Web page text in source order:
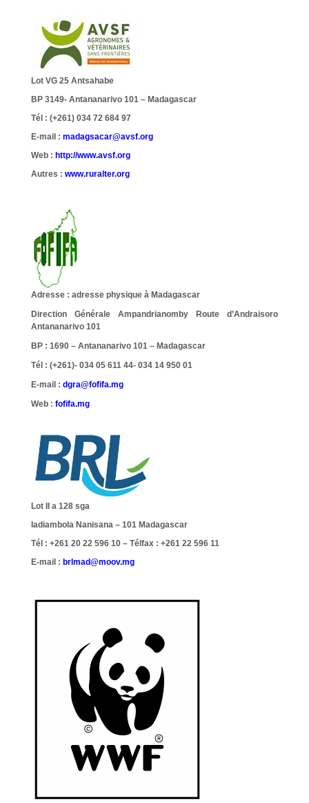
Lot VG 25 Antsahabe
BP 3149- Antananarivo 101 – Madagascar
Tél : (+261) 034 72 684 97
E-mail : madagsacar@avsf.org
Web : http://www.avsf.org
Autres : www.ruralter.org
Adresse : adresse physique à Madagascar
Direction Générale Ampandrianomby Route d’Andraisoro
Antananarivo 101
BP : 1690 – Antananarivo 101 – Madagascar
Tél : (+261)- 034 05 611 44- 034 14 950 01
E-mail : dgra@fofifa.mg
Web : fofifa.mg
Lot II a 128 sga
Iadiambola Nanisana – 101 Madagascar
Tél : +261 20 22 596 10 – Télfax : +261 22 596 11
E-mail : brlmad@moov.mg